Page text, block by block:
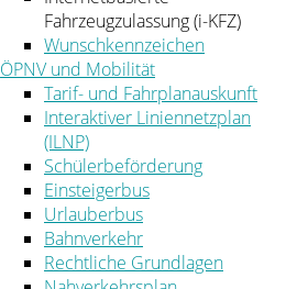
Fahrzeugzulassung (i-KFZ)
Wunschkennzeichen
ÖPNV und Mobilität
Tarif- und Fahrplanauskunft
Interaktiver Liniennetzplan
(ILNP)
Schülerbeförderung
Einsteigerbus
Urlauberbus
Bahnverkehr
Rechtliche Grundlagen